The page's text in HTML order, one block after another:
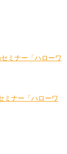
セミナー「ハローワ
ミナー「ハローワ